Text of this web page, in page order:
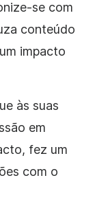
se com
conteúdo
impacto
às suas
em
fez um
com o